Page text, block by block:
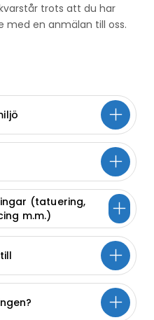
trots att du har
med en anmälan till oss.
(tatuering,
m.m.)